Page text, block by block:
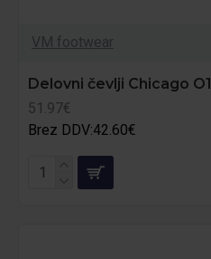
VM footwear
Delovni čevlji Chicago O1
51.97€
Brez DDV:42.60€